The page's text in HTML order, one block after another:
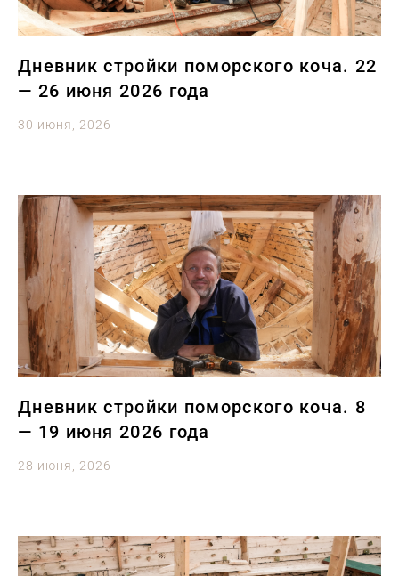
Дневник стройки поморского коча. 22
— 26 июня 2026 года
30 июня, 2026
Дневник стройки поморского коча. 8
— 19 июня 2026 года
28 июня, 2026